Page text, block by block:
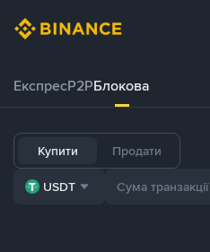
ЕкспресP2PБлокова
Купити Продати
USDT